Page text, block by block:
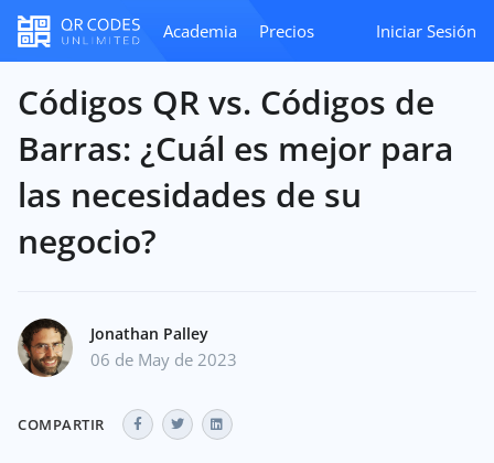
Academia Precios Iniciar Sesión
Códigos QR vs. Códigos de
Barras: ¿Cuál es mejor para
las necesidades de su
negocio?
Jonathan Palley
06 de May de 2023
COMPARTIR